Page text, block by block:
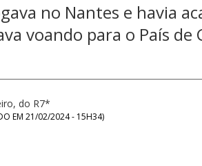
no Nantes e havia
voando para o País de
do R7*
EM 21/02/2024 - 15H34)